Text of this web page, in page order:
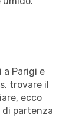
Parigi e
trovare il
ecco
partenza